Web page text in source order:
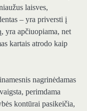
laisves,
– yra priversti į
yra apčiuopiama, net
kartais atrodo kaip
nagrinėdamas
perimdama
kontūrai pasikeičia,